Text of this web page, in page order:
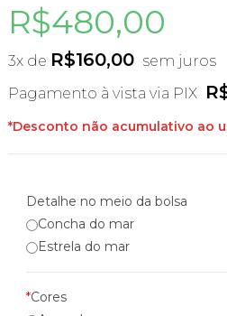
R$480,00
3x de R$160,00 sem juros
Pagamento à vista via PIX
*Desconto não acumulativo ao
Detalhe no meio da bolsa
Concha do mar
Estrela do mar
*Cores